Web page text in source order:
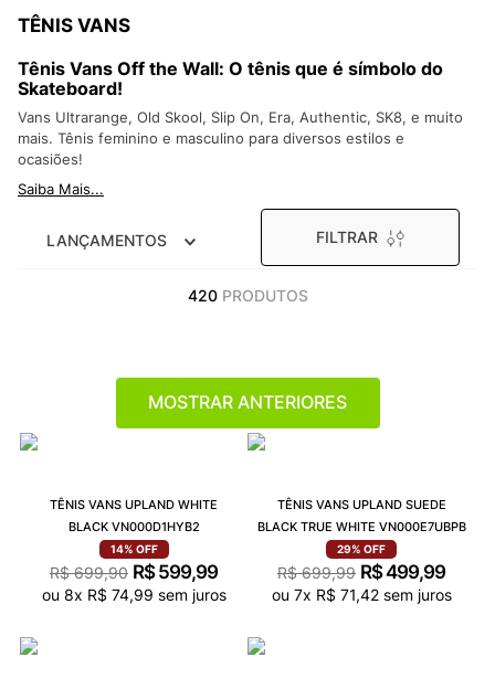
TÊNIS VANS
Tênis Vans Off the Wall: O tênis que é símbolo do
Skateboard!
Vans Ultrarange, Old Skool, Slip On, Era, Authentic, SK8, e muito
mais. Tênis feminino e masculino para diversos estilos e
ocasiões!
Saiba Mais...
LANÇAMENTOS FILTRAR
420 PRODUTOS
MOSTRAR ANTERIORES
TÊNIS VANS UPLAND WHITE
BLACK VN000D1HYB2
14% OFF
R$ 699,90 R$ 599,99
ou 8x R$ 74,99 sem juros
TÊNIS VANS UPLAND SUEDE
BLACK TRUE WHITE VN000E7UBPB
29% OFF
R$ 699,99 R$499,99
ou 7x R$ 71,42sem juros